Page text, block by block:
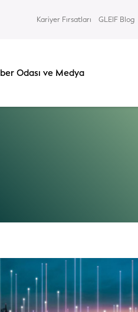
Kariyer Fırsatları GLEIF Blog
Odası ve Medya